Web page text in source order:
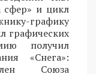
сфер» и цикл
графику
графических
получил
«Снега»:
Союза